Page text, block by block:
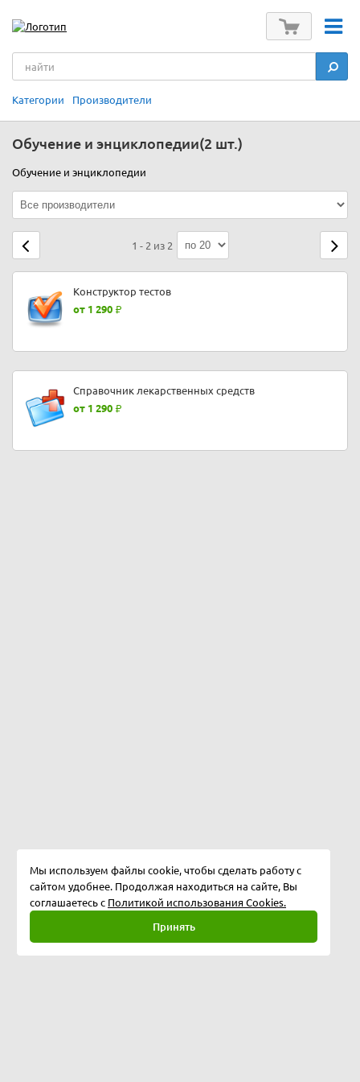
Категории Производители
Обучение и энциклопедии(2 шт.)
Обучение и энциклопедии
1 - 2 из 2
Конструктор тестов
от 1 290
Справочник лекарственных средств
от 1 290
Мы используем файлы cookie, чтобы сделать работу с
сайтом удобнее. Продолжая находиться на сайте, Вы
соглашаетесь с Политикой использования Cookies.
Принять